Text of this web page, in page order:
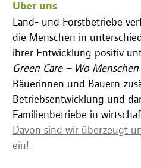
Über uns
Land- und Forstbetriebe
die Menschen in
ihrer Entwicklung positiv
Green Care – Wo
Bäuerinnen und Bauern
Betriebsentwicklung und
Familienbetriebe in
Davon sind wir überzeugt
ein!